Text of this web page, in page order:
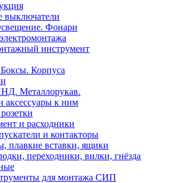
выключатели
Фонари
инструмент
Корпуса
Металлорукав.
аксессуары к ним
и расходники
и контакторы
плавкие вставки, ящики
переходники, вилки, гнёзда
для монтажа СИП